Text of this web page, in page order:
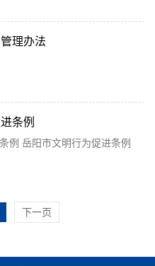
理办法
条例
岳阳市文明行为促进条例 岳阳市文明行为促进条例
下一页